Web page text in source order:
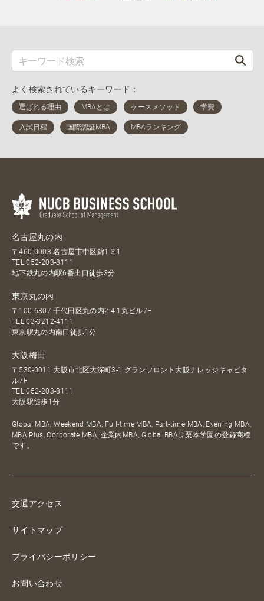
よく検索されているキーワード：
名古屋丸の内
〒460-0003 名古屋市中区錦1-3-1
TEL052-203-8111
地下鉄丸の内駅6番出口徒歩3分
東京丸の内
〒100-6307 千代田区丸の内2-4-1丸ビル7F
TEL03-3212-4111
東京駅丸の内南口徒歩1分
大阪梅田
〒530-0011 大阪市北区大深町3-1 グランフロント大阪ナレッジキャピタ
ル7F
TEL052-203-8111
大阪駅徒歩1分
Global MBA, Weekend MBA, Full-time MBA, Part-time MBA, Evening MBA,
MBA Plus, Corporate MBA, 企業内MBA, Global BBAは栗本学園の登録商標
です。
交通アクセス
サイトマップ
プライバシーポリシー
お問い合わせ